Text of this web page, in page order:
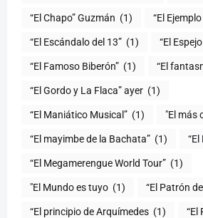
“El Chapo” Guzmán (1) “El
“El Escándalo del 13” (1) “El
“El Famoso Biberón” (1) “El
“El Gordo y La Flaca” ayer (1)
“El Maniático Musical” (1) "El más
“El mayimbe de la Bachata” (1)
“El Megamerengue World Tour” (1)
"El Mundo es tuyo (1) “El Patrón
“El principio de Arquímedes (1) “El